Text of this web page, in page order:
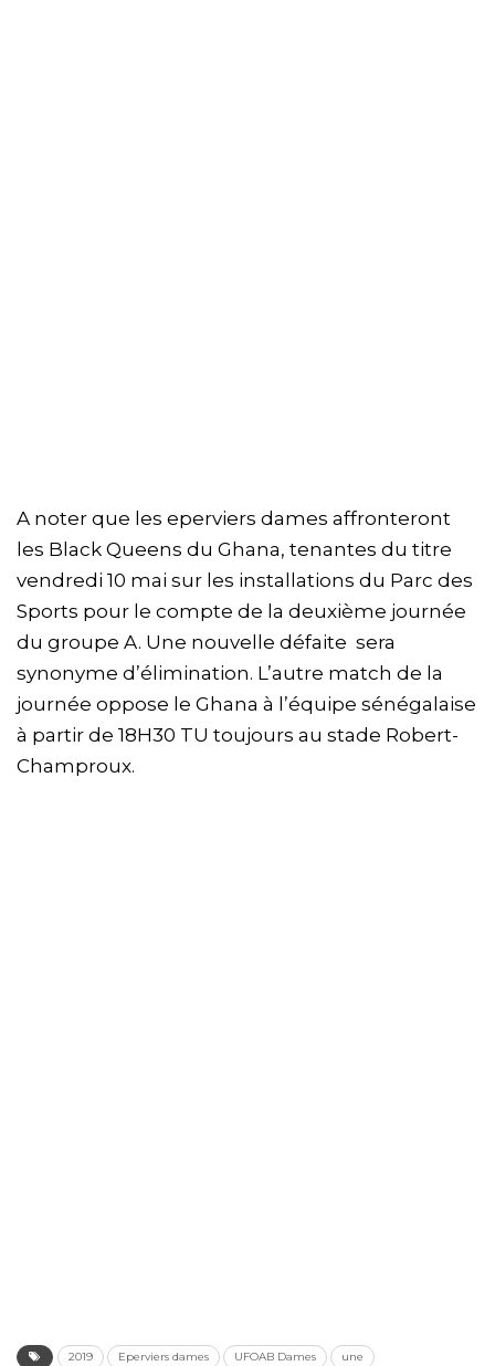
A noter que les eperviers dames affronteront
les Black Queens du Ghana, tenantes du titre
vendredi 10 mai sur les installations du Parc des
Sports pour le compte de la deuxième journée
du groupe A. Une nouvelle défaite sera
synonyme d’élimination. L’autre match de la
journée oppose le Ghana à l’équipe sénégalaise
à partir de 18H30 TU toujours au stade Robert-
Champroux.
2019 Eperviers dames UFOAB Dames une